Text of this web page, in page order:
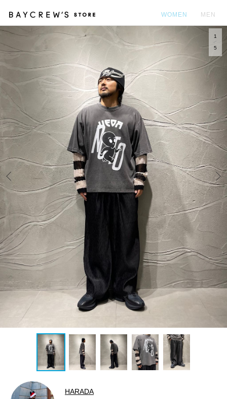
WOMEN MEN
1
5
HARADA